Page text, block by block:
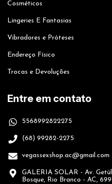
Cosméticos
Lingeries E Fantasias
Vibradores e Próteses
Endereço Físico
Trocas e Devoluções
Entre em contato
5568992822275
(68) 99282-2275
vegassexshop.ac@gmail.com
GALERIA SOLAR - Av.
Bosque, Rio Branco - AC,